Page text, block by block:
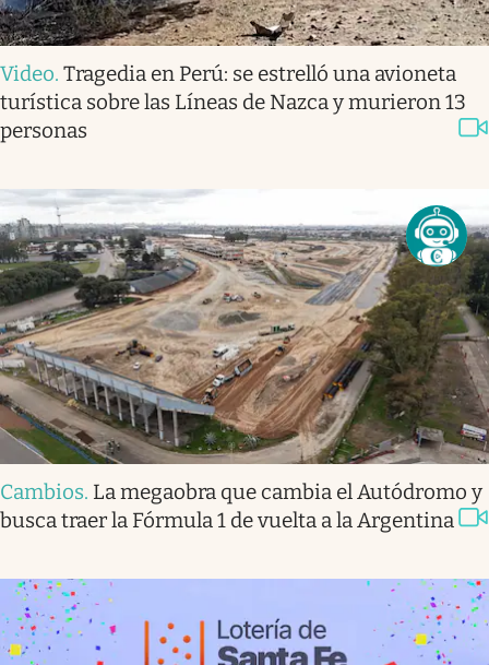
Video. Tragedia en Perú: se estrelló una avioneta
turística sobre las Líneas de Nazca y murieron 13
personas
Cambios. La megaobra que cambia el Autódromo y
busca traer la Fórmula 1 de vuelta a la Argentina